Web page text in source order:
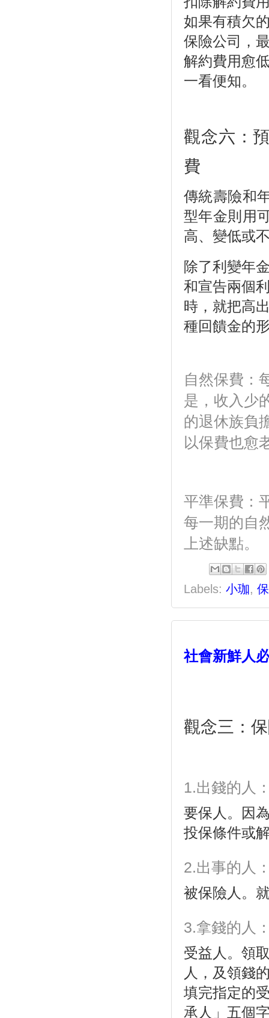
如果有積欠
保險公司，
解約費用愈
一看便知。
觀念六：
費
傳統壽險和
型年金則用
高、變低或
除了利變年
和宣告兩個
時，就把高
種回饋金的
自然保費：
是，收入少
的退休族負
以保費也愈
平準保費：
每一期的自
上述缺點。
Labels: 小珈,
社會新鮮人
觀念三：
1.出錢的人
要保人。因
投保條件或
2.出事的人
被保險人。
3.拿錢的人
受益人。領
人，及領錢
填完指定的
承人」五個